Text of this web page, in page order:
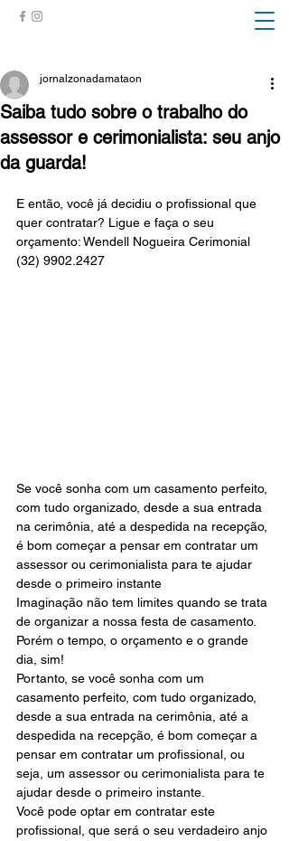
Saiba tudo sobre o trabalho do
assessor e cerimonialista: seu anjo
da guarda!
jornalzonadamataon
E então, você já decidiu o profissional que
quer contratar? Ligue e faça o seu
orçamento: Wendell Nogueira Cerimonial
(32) 9902.2427
Se você sonha com um casamento perfeito,
com tudo organizado, desde a sua entrada
na cerimônia, até a despedida na recepção,
é bom começar a pensar em contratar um
assessor ou cerimonialista para te ajudar
desde o primeiro instante
Imaginação não tem limites quando se trata
de organizar a nossa festa de casamento.
Porém o tempo, o orçamento e o grande
dia, sim!
Portanto, se você sonha com um
casamento perfeito, com tudo organizado,
desde a sua entrada na cerimônia, até a
despedida na recepção, é bom começar a
pensar em contratar um profissional, ou
seja, um assessor ou cerimonialista para te
ajudar desde o primeiro instante.
Você pode optar em contratar este
profissional, que será o seu verdadeiro anjo